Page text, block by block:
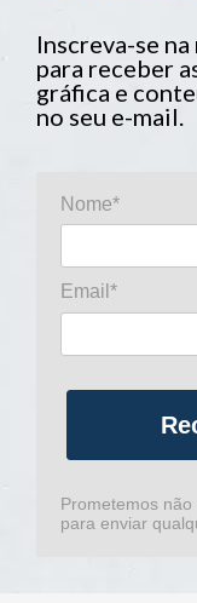
Inscreva-se
para receber
gráfica e
no seu e-mail.
Nome*
Email*
Prometemos
para enviar